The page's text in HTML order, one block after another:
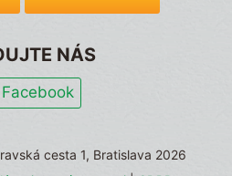
NÁS
Facebook
cesta 1, Bratislava 2026